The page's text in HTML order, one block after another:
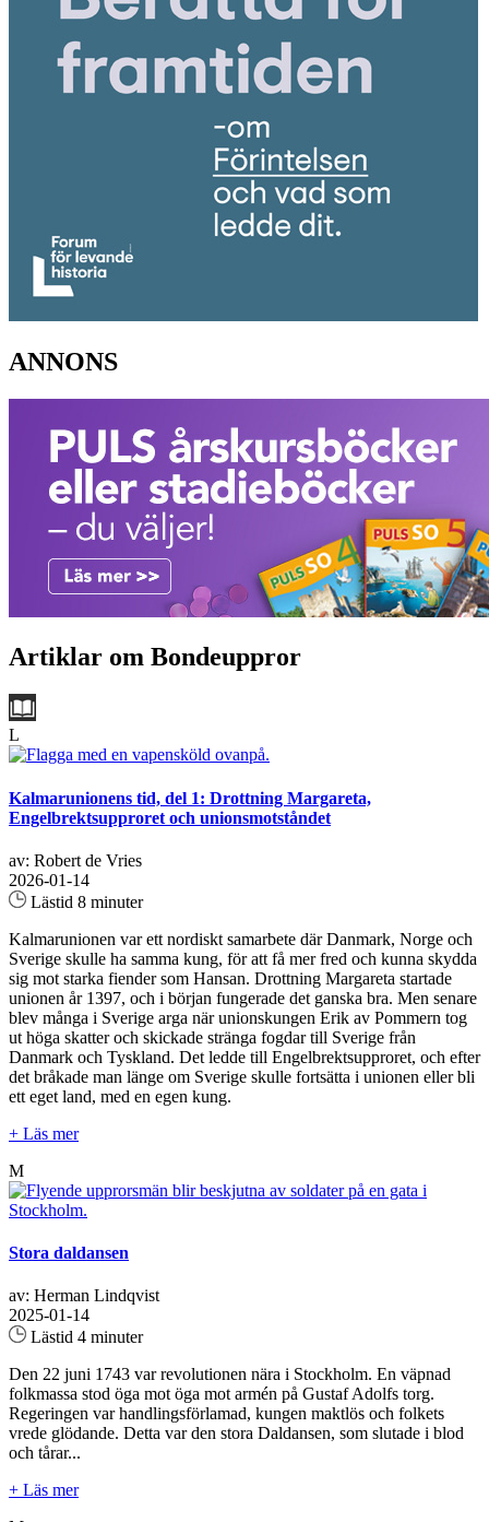
ANNONS
Artiklar om Bondeuppror
L
Kalmarunionens tid, del 1: Drottning Margareta,
Engelbrektsupproret och unionsmotståndet
av: Robert de Vries
2026-01-14
Lästid 8 minuter
Kalmarunionen var ett nordiskt samarbete där Danmark, Norge och
Sverige skulle ha samma kung, för att få mer fred och kunna skydda
sig mot starka fiender som Hansan. Drottning Margareta startade
unionen år 1397, och i början fungerade det ganska bra. Men senare
blev många i Sverige arga när unionskungen Erik av Pommern tog
ut höga skatter och skickade stränga fogdar till Sverige från
Danmark och Tyskland. Det ledde till Engelbrektsupproret, och efter
det bråkade man länge om Sverige skulle fortsätta i unionen eller bli
ett eget land, med en egen kung.
+ Läs mer
M
Stora daldansen
av: Herman Lindqvist
2025-01-14
Lästid 4 minuter
Den 22 juni 1743 var revolutionen nära i Stockholm. En väpnad
folkmassa stod öga mot öga mot armén på Gustaf Adolfs torg.
Regeringen var handlingsförlamad, kungen maktlös och folkets
vrede glödande. Detta var den stora Daldansen, som slutade i blod
och tårar...
+ Läs mer